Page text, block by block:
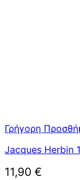
Γρήγορη
Jacques Herbin
11,90 €